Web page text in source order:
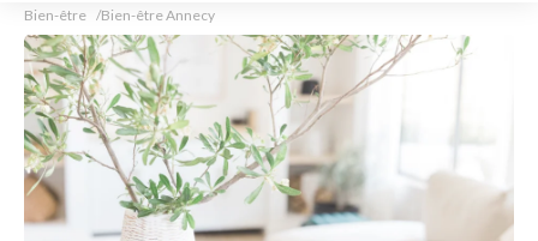
Bien-être Bien-être Annecy